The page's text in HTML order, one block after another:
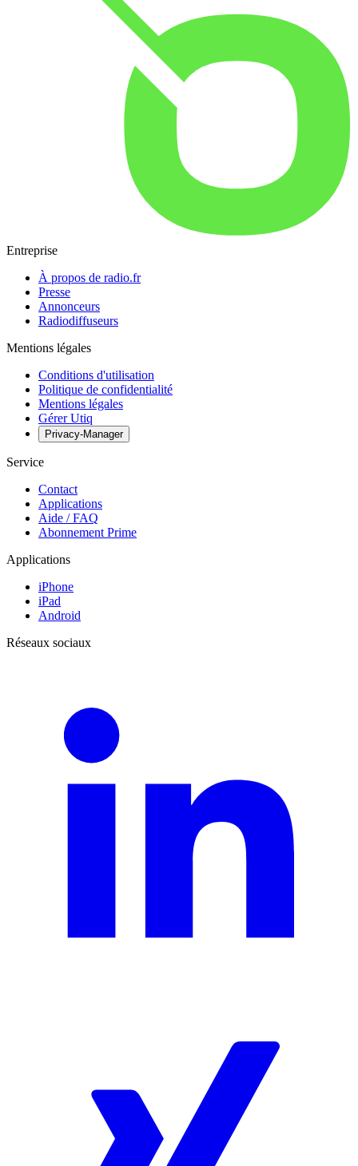
Entreprise
À propos de radio.fr
Presse
Annonceurs
Radiodiffuseurs
Mentions légales
Conditions d'utilisation
Politique de confidentialité
Mentions légales
Gérer Utiq
Privacy-Manager
Service
Contact
Applications
Aide / FAQ
Abonnement Prime
Applications
iPhone
iPad
Android
Réseaux sociaux